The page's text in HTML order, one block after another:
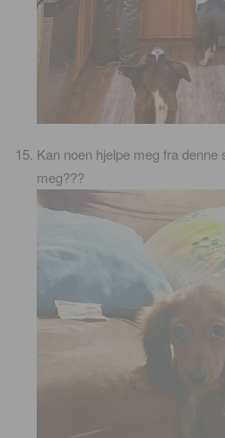
Kan noen hjelpe meg fra
meg???